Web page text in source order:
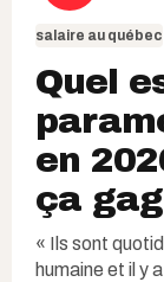
salaire au québec
Quel
en
ça
« Ils sont
humaine et il y